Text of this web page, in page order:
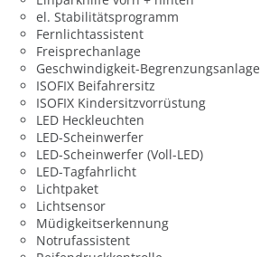
el. Stabilitätsprogramm
Fernlichtassistent
Freisprechanlage
Geschwindigkeit-Begrenzungsanlage
ISOFIX Beifahrersitz
ISOFIX Kindersitzvorrüstung
LED Heckleuchten
LED-Scheinwerfer
LED-Scheinwerfer (Voll-LED)
LED-Tagfahrlicht
Lichtpaket
Lichtsensor
Müdigkeitserkennung
Notrufassistent